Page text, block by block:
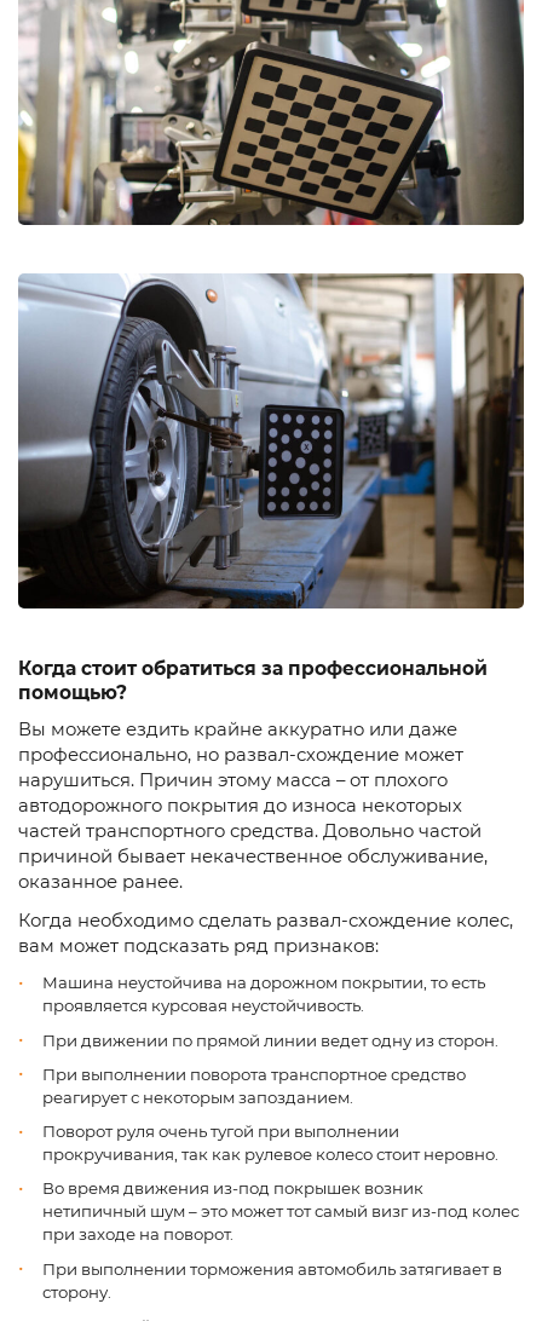
Когда стоит обратиться за профессиональной
помощью?
Вы можете ездить крайне аккуратно или даже
профессионально, но развал-схождение может
нарушиться. Причин этому масса – от плохого
автодорожного покрытия до износа некоторых
частей транспортного средства. Довольно частой
причиной бывает некачественное обслуживание,
оказанное ранее.
Когда необходимо сделать развал-схождение колес,
вам может подсказать ряд признаков:
Машина неустойчива на дорожном покрытии, то есть
проявляется курсовая неустойчивость.
При движении по прямой линии ведет одну из сторон.
При выполнении поворота транспортное средство
реагирует с некоторым запозданием.
Поворот руля очень тугой при выполнении
прокручивания, так как рулевое колесо стоит неровно.
Во время движения из-под покрышек возник
нетипичный шум – это может тот самый визг из-под колес
при заходе на поворот.
При выполнении торможения автомобиль затягивает в
сторону.